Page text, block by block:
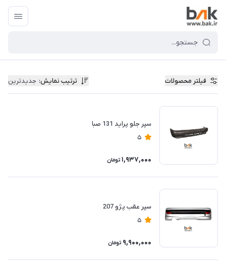
فیلتر محصولات ترتیب نمایش: جدیدترین
سپر جلو پراید 131 صبا
5
1,937,000 تومان
سپر عقب پژو 207
5
9,900,000 تومان